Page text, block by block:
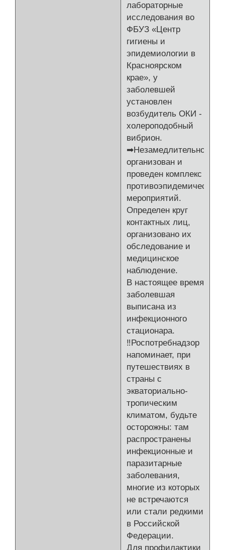
лабораторные
исследования во
ФБУЗ «Центр
гигиены и
эпидемиологии в
Красноярском
крае», у
заболевшей
установлен
возбудитель ОКИ -
холероподобный
вибрион.
➡Незамедлительно
организован и
проведен комплекс
противоэпидемических
мероприятий.
Определен круг
контактных лиц,
организовано их
обследование и
медицинское
наблюдение.
В настоящее время
заболевшая
выписана из
инфекционного
стационара.
‼Роспотребнадзор
напоминает, при
путешествиях в
страны с
экваториально-
тропическим
климатом, будьте
осторожны: там
распространены
инфекционные и
паразитарные
заболевания,
многие из которых
не встречаются
или стали редкими
в Российской
Федерации.
Для профилактики